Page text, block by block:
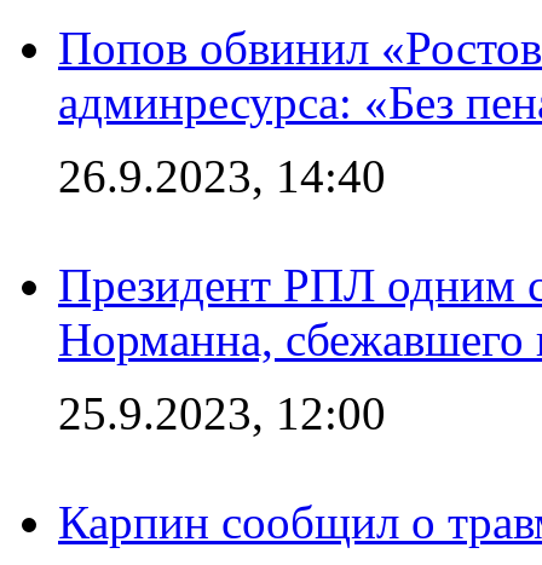
Попов обвинил
админресурса: «Без
26.9.2023, 14:40
Президент РПЛ одним
Норманна, сбежавшего
25.9.2023, 12:00
Карпин сообщил о